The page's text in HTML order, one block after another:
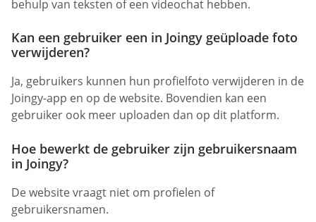
behulp van teksten of een videochat hebben.
Kan een gebruiker een in Joingy geüploade foto
verwijderen?
Ja, gebruikers kunnen hun profielfoto verwijderen in de
Joingy-app en op de website. Bovendien kan een
gebruiker ook meer uploaden dan op dit platform.
Hoe bewerkt de gebruiker zijn gebruikersnaam
in Joingy?
De website vraagt niet om profielen of
gebruikersnamen.